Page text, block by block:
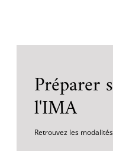
Préparer
l'IMA
Retrouvez les